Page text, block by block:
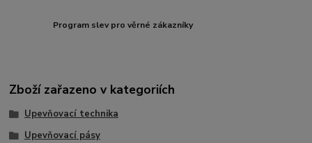
Program slev pro věrné zákazníky
Zboží zařazeno v kategoriích
Upevňovací technika
Upevňovací pásy